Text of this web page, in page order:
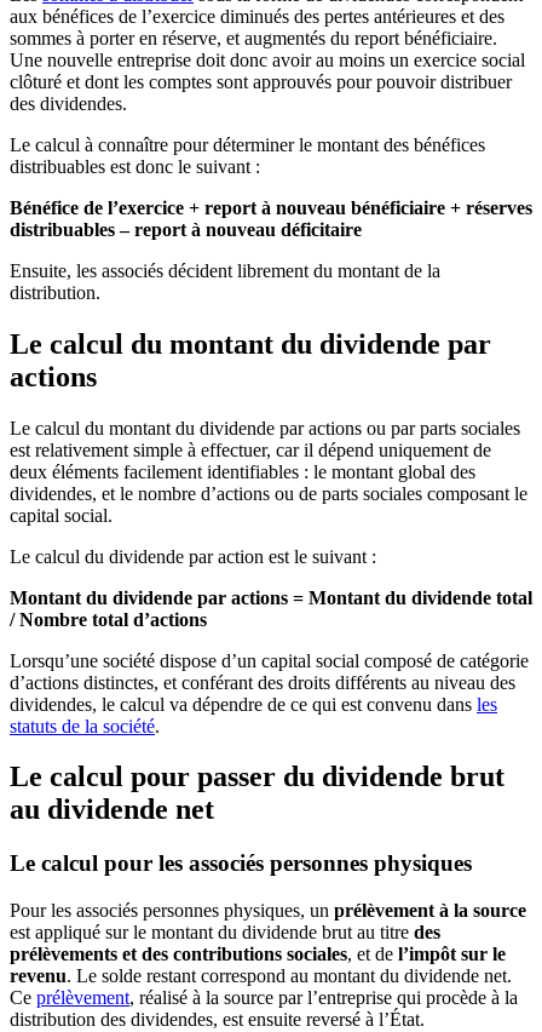
aux bénéfices de l’exercice diminués des pertes antérieures et des
sommes à porter en réserve, et augmentés du report bénéficiaire.
Une nouvelle entreprise doit donc avoir au moins un exercice social
clôturé et dont les comptes sont approuvés pour pouvoir distribuer
des dividendes.
Le calcul à connaître pour déterminer le montant des bénéfices
distribuables est donc le suivant :
Bénéfice de l’exercice + report à nouveau bénéficiaire + réserves
distribuables – report à nouveau déficitaire
Ensuite, les associés décident librement du montant de la
distribution.
Le calcul du montant du dividende par
actions
Le calcul du montant du dividende par actions ou par parts sociales
est relativement simple à effectuer, car il dépend uniquement de
deux éléments facilement identifiables : le montant global des
dividendes, et le nombre d’actions ou de parts sociales composant le
capital social.
Le calcul du dividende par action est le suivant :
Montant du dividende par actions = Montant du dividende total
/ Nombre total d’actions
Lorsqu’une société dispose d’un capital social composé de catégorie
d’actions distinctes, et conférant des droits différents au niveau des
dividendes, le calcul va dépendre de ce qui est convenu dans les
statuts de la société.
Le calcul pour passer du dividende brut
au dividende net
Le calcul pour les associés personnes physiques
Pour les associés personnes physiques, un prélèvement à la source
est appliqué sur le montant du dividende brut au titre des
prélèvements et des contributions sociales, et de l’impôt sur le
revenu. Le solde restant correspond au montant du dividende net.
Ce prélèvement, réalisé à la source par l’entreprise qui procède à la
distribution des dividendes, est ensuite reversé à l’État.